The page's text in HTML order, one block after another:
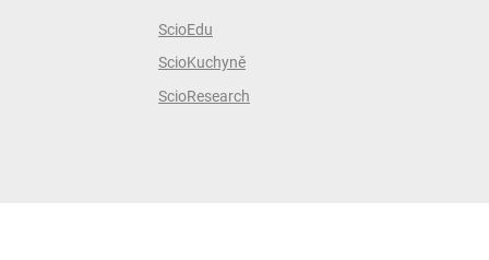
ScioEdu
ScioKuchyně
ScioResearch